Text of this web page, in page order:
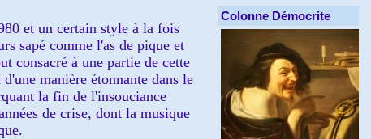
et un certain style à la fois
sapé comme l'as de pique et
consacré à une partie de cette
manière étonnante dans le
la fin de l'insouciance
de crise, dont la musique
Colonne Démocrite